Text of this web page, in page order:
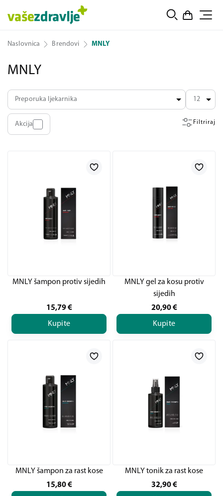
Naslovnica Brendovi MNLY
MNLY
Filtriraj
Akcija
Preporuka ljekarnika 12
MNLY šampon protiv sijedih
15,79 €
Kupite
MNLY gel za kosu protiv
sijedih
20,90 €
Kupite
MNLY šampon za rast kose
15,80 €
MNLY tonik za rast kose
32,90 €